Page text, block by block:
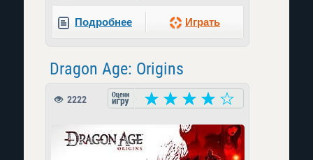
Подробнее Играть
Dragon Age: Origins
2222